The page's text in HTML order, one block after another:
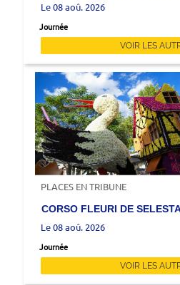
Le 08 aoû. 2026
Journée
VOIR LES
PLACES EN TRIBUNE
CORSO FLEURI DE
Le 08 aoû. 2026
Journée
VOIR LES